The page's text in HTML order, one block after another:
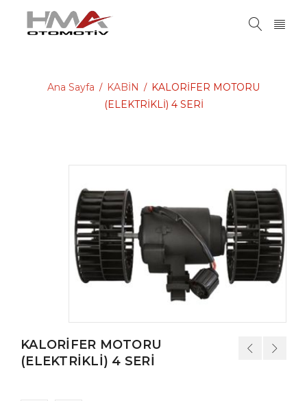
Ana Sayfa / KABİN / KALORİFER MOTORU
(ELEKTRİKLİ) 4 SERİ
KALORİFER MOTORU
(ELEKTRİKLİ) 4 SERİ